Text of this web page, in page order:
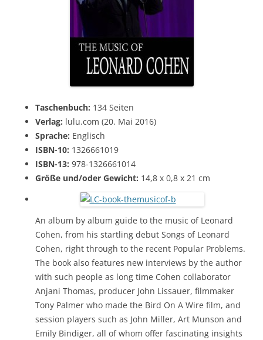
Taschenbuch: 134 Seiten
Verlag: lulu.com (20. Mai 2016)
Sprache: Englisch
ISBN-10: 1326661019
ISBN-13: 978-1326661014
Größe und/oder Gewicht: 14,8 x 0,8 x 21 cm
An album by album guide to the music of Leonard
Cohen, from his startling debut Songs of Leonard
Cohen, right through to the recent Popular Problems.
The book also features new interviews by the author
with such people as long time Cohen collaborator
Anjani Thomas, producer John Lissauer, filmmaker
Tony Palmer who made the Bird On A Wire film, and
session players such as John Miller, Art Munson and
Emily Bindiger, all of whom offer fascinating insights